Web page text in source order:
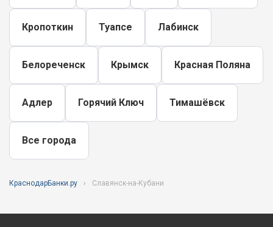
Кропоткин Туапсе Лабинск
Белореченск Крымск Красная Поляна
Адлер Горячий Ключ Тимашёвск
Все города
КраснодарБанки.ру Славянск-на-Кубани